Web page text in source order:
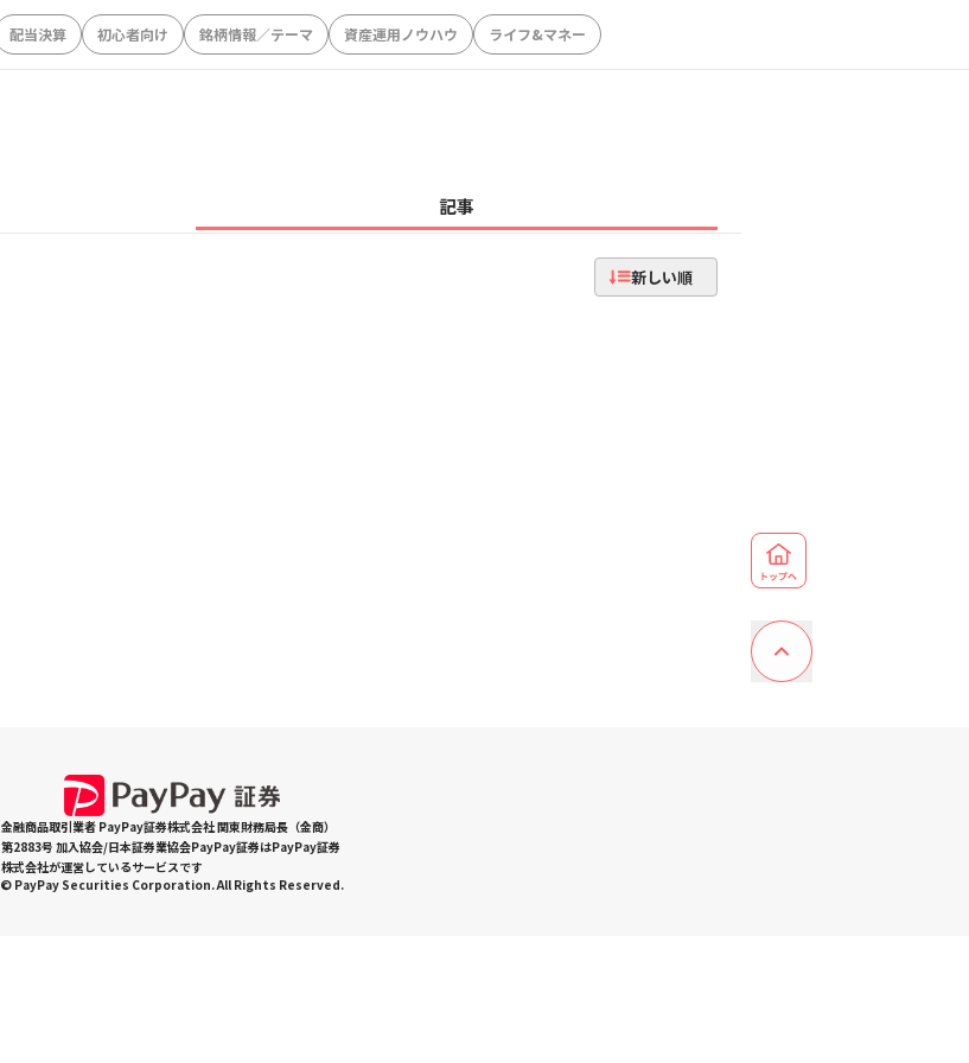
配当決算 初心者向け 銘柄情報／テーマ 資産運用ノウハウ ライフ&マネー
記事
新しい順
金融商品取引業者 PayPay証券株式会社 関東財務局長（金商）
第2883号 加入協会/日本証券業協会PayPay証券はPayPay証券
株式会社が運営しているサービスです
© PayPay Securities Corporation. All Rights Reserved.